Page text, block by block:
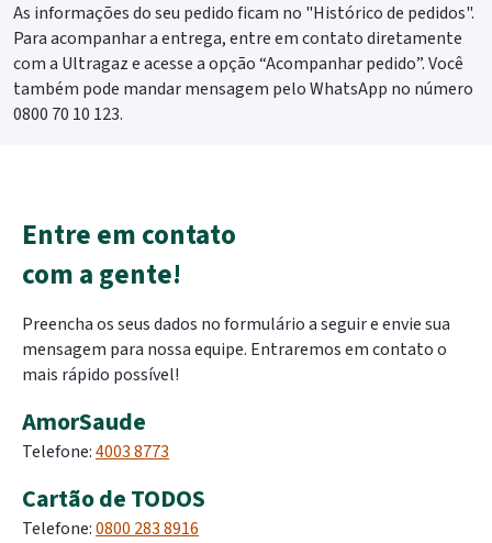
As informações do seu pedido ficam no "Histórico de pedidos".
Para acompanhar a entrega, entre em contato diretamente
com a Ultragaz e acesse a opção “Acompanhar pedido”. Você
também pode mandar mensagem pelo WhatsApp no número
0800 70 10 123.
Entre em contato
com a gente!
Preencha os seus dados no formulário a seguir e envie sua
mensagem para nossa equipe. Entraremos em contato o
mais rápido possível!
AmorSaude
Telefone:4003 8773
Cartão de TODOS
Telefone:0800 283 8916